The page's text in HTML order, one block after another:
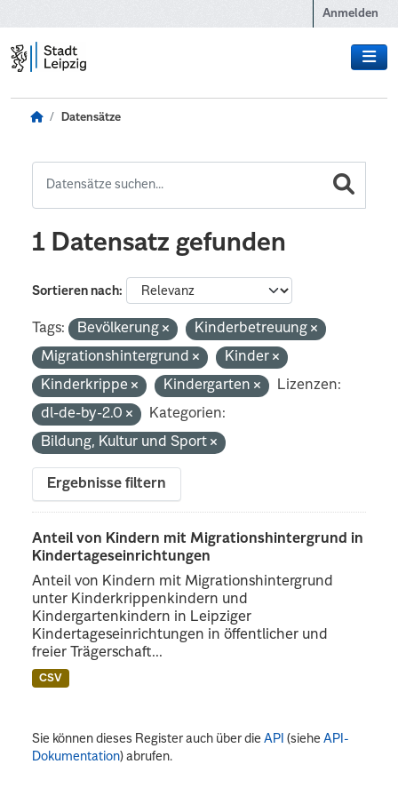
Anmelden
Datensätze
1 Datensatz gefunden
Sortieren nach
Tags: Bevölkerung
Kinderbetreuung
Migrationshintergrund
Kinder
Kinderkrippe
Kindergarten
Lizenzen:
dl-de-by-2.0
Kategorien:
Bildung, Kultur und Sport
Ergebnisse filtern
Anteil von Kindern mit Migrationshintergrund in
Kindertageseinrichtungen
Anteil von Kindern mit Migrationshintergrund
unter Kinderkrippenkindern und
Kindergartenkindern in Leipziger
Kindertageseinrichtungen in öffentlicher und
freier Trägerschaft...
CSV
Sie können dieses Register auch über dieAPI (sieheAPI-
Dokumentation) abrufen.